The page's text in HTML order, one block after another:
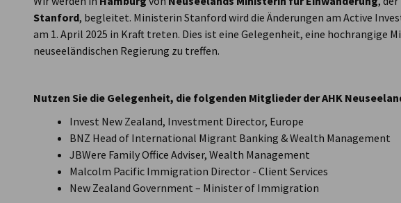
Stanford, begleitet. Ministerin Stanford wird die Änderungen am Active
am 1. April 2025 in Kraft treten. Dies ist eine Gelegenheit, eine hochrangige
neuseeländischen Regierung zu treffen.
Nutzen Sie die Gelegenheit, die folgenden Mitglieder der AHK
Invest New Zealand, Investment Director, Europe
BNZ Head of International Migrant Banking & Wealth Management
JBWere Family Office Adviser, Wealth Management
Malcolm Pacific Immigration Director - Client Services
New Zealand Government – Minister of Immigration